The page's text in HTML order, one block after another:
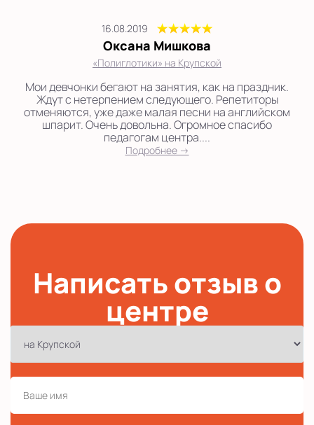
16.08.2019
Оксана Мишкова
«Полиглотики» на Крупской
Мои девчонки бегают на занятия, как на праздник.
Ждут с нетерпением следующего. Репетиторы
отменяются, уже даже малая песни на английском
шпарит. Очень довольна. Огромное спасибо
педагогам центра....
Подробнее →
Написать отзыв о
центре